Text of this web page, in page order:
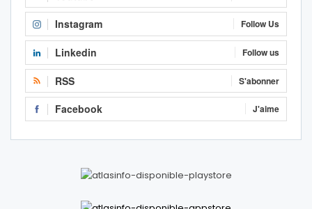
Instagram Follow Us
Linkedin Follow us
RSS S'abonner
Facebook J'aime